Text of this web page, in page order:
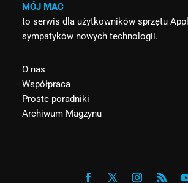
MÓJ MAC
to serwis dla użytkowników sprzętu
sympatyków nowych technologii.
O nas
Współpraca
Proste poradniki
Archiwum Magzynu